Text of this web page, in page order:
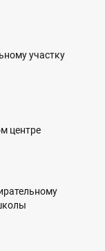
участку
центре